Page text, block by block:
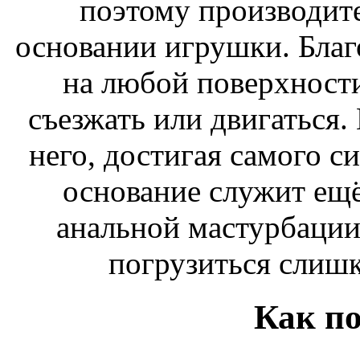
поэтому
основании игрушки.
на любой
съезжать или
него, достигая самого
основание служит
анальной
погрузиться
Как